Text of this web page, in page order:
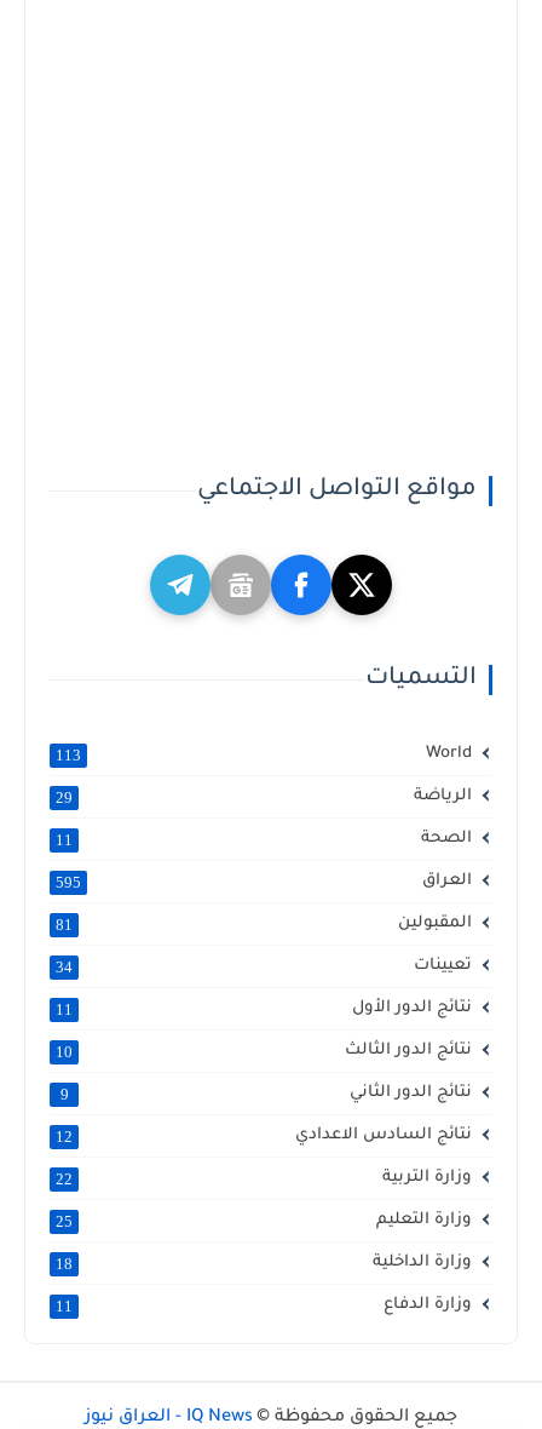
مواقع التواصل الاجتماعي
التسميات
World
113
الرياضة 29
الصحة 11
العراق 595
المقبولين 81
تعيينات 34
نتائج الدور الأول 11
نتائج الدور الثالث 10
نتائج الدور الثاني 9
نتائج السادس الاعدادي 12
وزارة التربية 22
وزارة التعليم 25
وزارة الداخلية 18
وزارة الدفاع 11
جميع الحقوق محفوظة © IQ News - العراق نيوز